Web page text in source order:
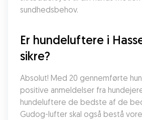
sundhedsbehov.
Er hundeluftere i
sikre?
Absolut! Med 20 gennemførte
positive anmeldelser fra
hundeluftere de bedste af de
Gudog-lufter skal også bestå